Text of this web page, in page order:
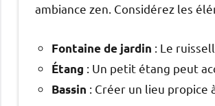
ambiance zen. Considérez les
Fontaine de jardin : Le
Étang : Un petit étang peut
Bassin : Créer un lieu propice